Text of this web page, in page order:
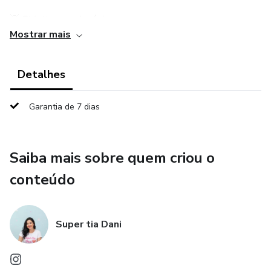
na escrita;
Trabalhar a relação entre som, forma e movimento,
essencial para o processo de alfabetização;
Incentivar o aprendizado ativo e prazeroso, com atividades
lúdicas que despertam o interesse das crianças.
🎯 Ideal para profissionais da Educação Infantil e dos Anos
Mostrar mais
Detalhes
Garantia de 7 dias
Saiba mais sobre quem criou o
conteúdo
Super tia Dani